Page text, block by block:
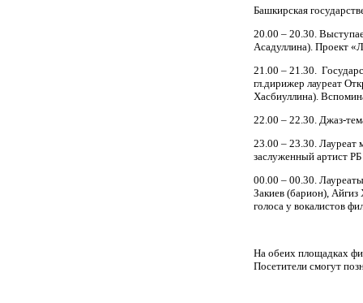
Башкирская
20.00 – 20.30.
Асадуллина). Проект
21.00 – 21.30.
гл.дирижер лауреат
Хасбиуллина).
22.00 – 22.30. Джаз-
23.00 – 23.30. Лауреат
заслуженный артист
00.00 – 00.30.
Закиев (барион),
голоса у вокалистов
На обеих площадках
Посетители смогут